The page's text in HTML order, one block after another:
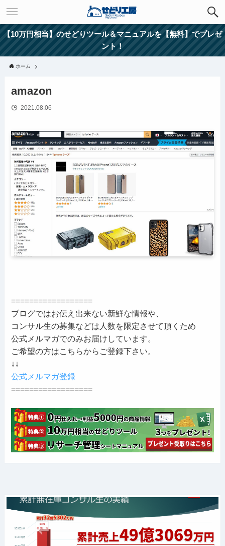
【10万円相当】のせどりツール＆マニュアルを【無料】でプレゼ
ント！
ホーム
amazon
2021.08.06
==================
ブログではお伝え出来ない新鮮な情報や、
コンサル生の募集などは人数を限定させて頂くため
公式メルマガでのみお届けしています。
ご希望の方はこちらからご登録下さい。
↓↓
公式メルマガ登録
==================